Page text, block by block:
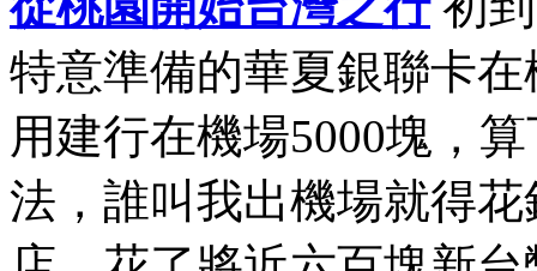
特意準備的華夏銀聯卡
用建行在機場5000塊，
法，誰叫我出機場就得